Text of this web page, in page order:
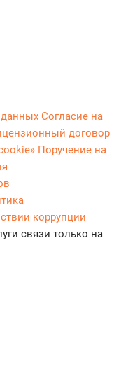
Согласие на
договор
Поручение на
коррупции
связи только на